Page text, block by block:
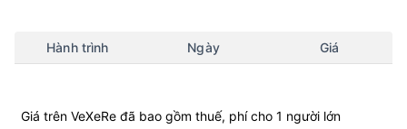
Hành trình Ngày Giá
Giá trên VeXeRe đã bao gồm thuế, phí cho 1 người lớn